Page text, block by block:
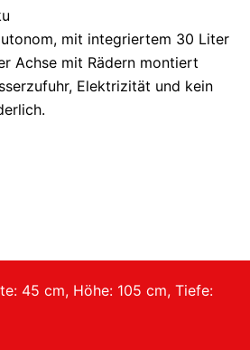
mit integriertem 30 Liter
Achse mit Rädern montiert
Elektrizität und kein
45 cm, Höhe: 105 cm, Tiefe: